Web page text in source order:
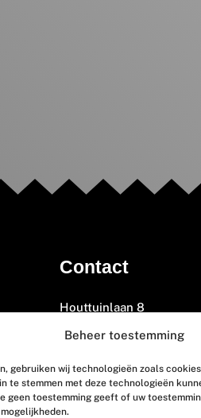
Beheer toestemming
gebruiken wij technologieën zoals
te stemmen met deze technologieën
geen toestemming geeft of uw
Contact
Houttuinlaan 8
3447 GM Woerden
(0348) 405 200
welkom@vosabb.nl